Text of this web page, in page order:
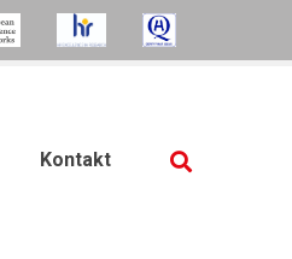
Kontakt